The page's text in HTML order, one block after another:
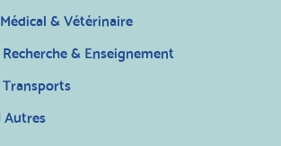
Médical & Vétérinaire
Recherche & Enseignement
Transports
Autres